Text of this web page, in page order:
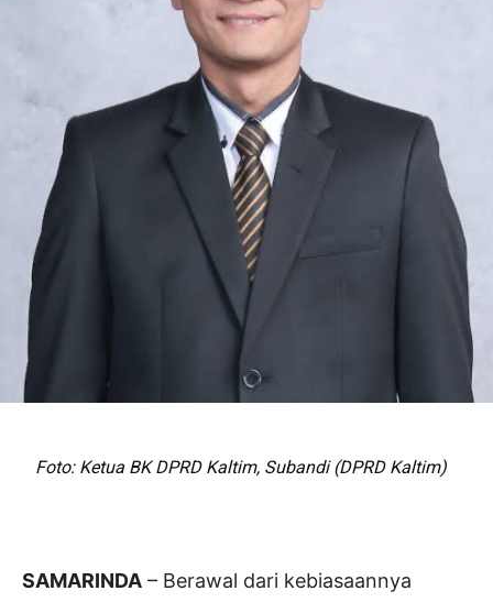
Foto: Ketua BK DPRD Kaltim, Subandi (DPRD Kaltim)
SAMARINDA – Berawal dari kebiasaannya